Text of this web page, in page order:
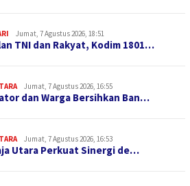
Jumat, 7 Agustus 2026, 18:51
TNI dan Rakyat, Kodim 1801…
Jumat, 7 Agustus 2026, 16:55
dan Warga Bersihkan Ban…
Jumat, 7 Agustus 2026, 16:53
Utara Perkuat Sinergi de…